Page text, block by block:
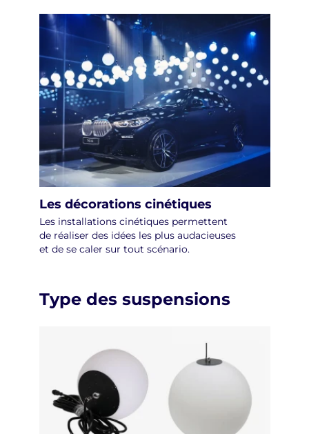
Les décorations cinétiques
Les installations cinétiques permettent
de réaliser des idées les plus audacieuses
et de se caler sur tout scénario.
Type des suspensions